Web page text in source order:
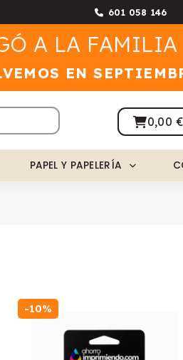
601 058 146
A LA FAMILIA
EN
0,00 €
PAPEL Y PAPELERÍA
-10%